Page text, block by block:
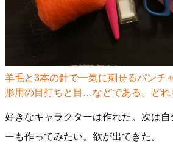
羊毛と3本の針で一気に刺せるパンチ
形用の目打ちと目…などである。どれ
好きなキャラクターは作れた。次は
ーも作ってみたい。欲が出てきた。